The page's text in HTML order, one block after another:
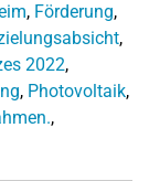
, Förderung,
,
2022,
, Photovoltaik,
,